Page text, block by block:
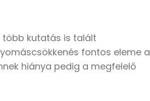
több kutatás is talált
fontos eleme a
hiánya pedig a megfelelő